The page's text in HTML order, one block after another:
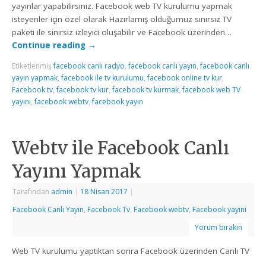
yayınlar yapabilirsiniz. Facebook web TV kurulumu yapmak
isteyenler için özel olarak Hazırlamış olduğumuz sınırsız TV
paketi ile sınırsız izleyici oluşabilir ve Facebook üzerinden…
Continue reading →
Etiketlenmişfacebook canlı radyo,facebook canlı yayın,facebook canlı
yayın yapmak,facebook ile tv kurulumu,facebook online tv kur,
Facebook tv,facebook tv kur,facebook tv kurmak,facebook web TV
yayını,facebook webtv,facebook yayın
Webtv ile Facebook Canlı
Yayını Yapmak
Tarafından admin | 18 Nisan 2017 |
Facebook Canlı Yayın, Facebook Tv, Facebook webtv, Facebook yayını
Yorum bırakın
Web TV kurulumu yaptıktan sonra Facebook üzerinden Canlı TV